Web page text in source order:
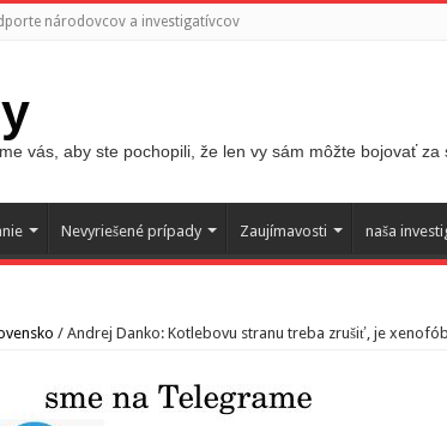
národovcov a investigatívcov
vás, aby ste pochopili, že len vy sám môžte bojovať
Nevyriešené prípady Zaujímavosti naša
/ Andrej Danko: Kotlebovu stranu treba zrušiť, je